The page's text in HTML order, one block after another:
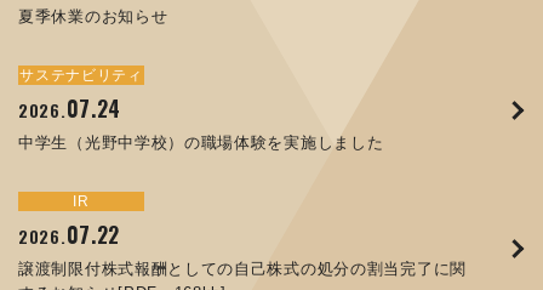
夏季休業のお知らせ
サステナビリティ
2026.07.24
中学生（光野中学校）の職場体験を実施しました
IR
2026.07.22
譲渡制限付株式報酬としての自己株式の処分の割当完了に関
コラムを更新しました：MECT2025(メカトロテックジャパ
お知らせ
2025. 09.02
お知らせ
2025.05.29
ORANGE NEWS Vol. 013を掲載しました
トピックス
2025.10.01
高松流技Vol.25を掲載しました
トピックス
2025.09.10
ORANGE NEWS Vol. 011を掲載しました
MECT 2025 出展のご案内 ※終了しました
イベント
2025.04.16
MEX金沢2025 出展のご案内 ※終了しました
イベント
2024.09.26
JIMTOF2024 出展のご案内 ※終了しました
譲渡制限付株式報酬としての自己株式の処分の割当完了に関
IR
2026. 07.07
IR
2026.07.01
人材戦略を策定しました
サステナビリティ
2026.03.26
「健康経営優良法人２０２６（大規模法人部門）」に認定さ
サステナビリティ
2025.12.09